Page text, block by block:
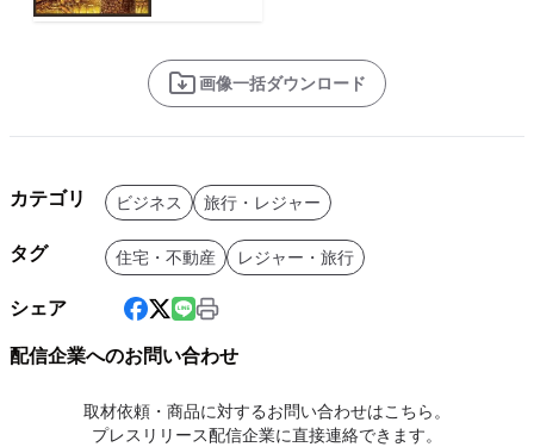
画像一括ダウンロード
カテゴリ ビジネス 旅行・レジャー
タグ 住宅・不動産 レジャー・旅行
シェア
配信企業へのお問い合わせ
取材依頼・商品に対するお問い合わせはこちら。
プレスリリース配信企業に直接連絡できます。